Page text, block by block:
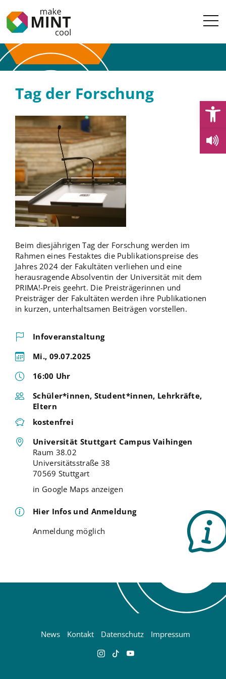
Tag der Forschung
Beim diesjährigen Tag der Forschung werden im
Rahmen eines Festaktes die Publikationspreise des
Jahres 2024 der Fakultäten verliehen und eine
herausragende Absolventin der Universität mit dem
PRIMA!-Preis geehrt. Die Preisträgerinnen und
Preisträger der Fakultäten werden ihre Publikationen
in kurzen, unterhaltsamen Beiträgen vorstellen.
Infoveranstaltung
Mi., 09.07.2025
16:00 Uhr
Schüler*innen, Student*innen, Lehrkräfte,
Eltern
kostenfrei
Universität Stuttgart Campus Vaihingen
Raum 38.02
Universitätsstraße 38
70569 Stuttgart
in Google Maps anzeigen
Hier Infos und Anmeldung
Anmeldung möglich
News Kontakt Datenschutz Impressum